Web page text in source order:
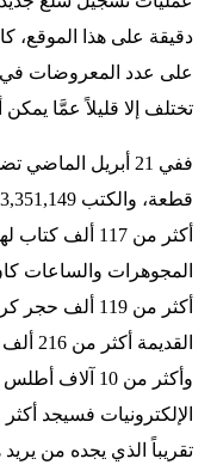
دقيقة على هذا الموقع،
على عدد المعروضات في
تختلف إلا قليلاً عمَّا
أكثر من 117
أكثر من 119
وأكثر من 10
تقريباً الذي يجده من